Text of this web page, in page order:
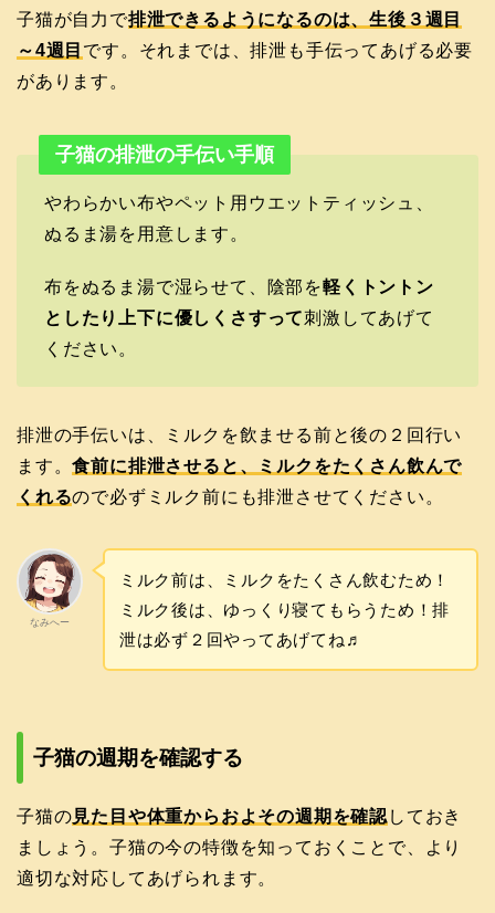
子猫が自力で排泄できるようになるのは、生後３週目
～4週目 です。それまでは、排泄も手伝ってあげる必要
があります。
子猫の排泄の手伝い手順
やわらかい布やペット用ウエットティッシュ、
ぬるま湯を用意します。
布をぬるま湯で湿らせて、陰部を軽くトントン
としたり上下に優しくさすって刺激してあげて
ください。
排泄の手伝いは、ミルクを飲ませる前と後の２回行い
ます。食前に排泄させると、ミルクをたくさん飲んで
くれるので必ずミルク前にも排泄させてください。
なみへー
ミルク前は、ミルクをたくさん飲むため！
ミルク後は、ゆっくり寝てもらうため！排
泄は必ず２回やってあげてね♬
子猫の週期を確認する
子猫の見た目や体重からおよその週期を確認しておき
ましょう。子猫の今の特徴を知っておくことで、より
適切な対応してあげられます。